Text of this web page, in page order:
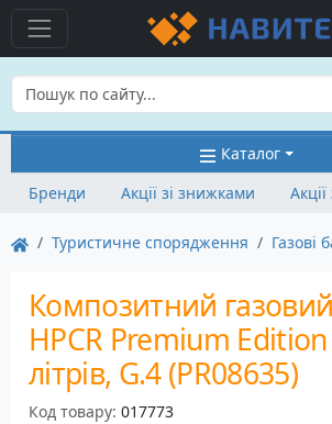
Каталог
Бренди
Акції зі знижками
Туристичне спорядження Газові
Композитний
HPCR Premium
літрів, G.4 (PR08635)
Код товару: 017773